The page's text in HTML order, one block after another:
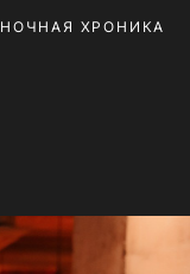
НОЧНАЯ ХРОНИКА